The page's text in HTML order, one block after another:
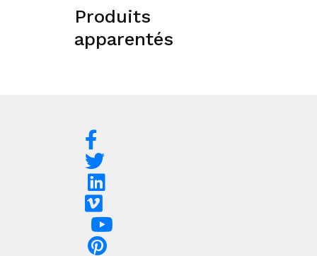
Produits
apparentés